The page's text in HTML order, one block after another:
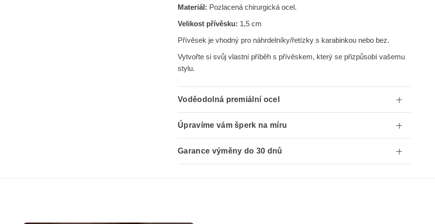
Materiál: Pozlacená chirurgická ocel.
Velikost přívěsku: 1,5 cm
Přívěsek je vhodný pro náhrdelníky/řetízky s karabinkou nebo bez.
Vytvořte si svůj vlastní příběh s přívěskem, který se přizpůsobí vašemu
stylu.
Voděodolná premiální ocel
Úpravíme vám šperk na míru
Garance výměny do 30 dnů